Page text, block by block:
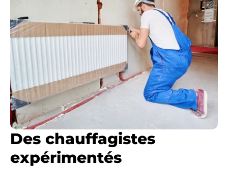
Des chauffagistes
expérimentés